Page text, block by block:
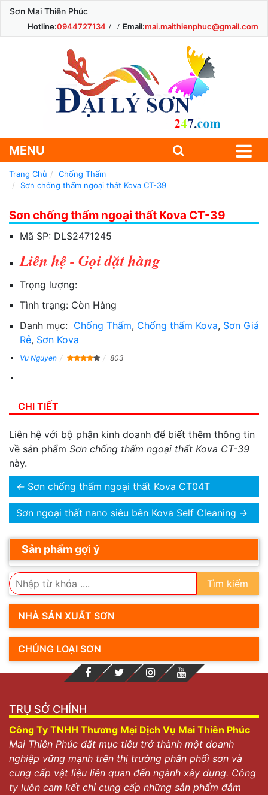
Sơn Mai Thiên Phúc
Hotline:0944727134 Email:mai.maithienphuc@gmail.com
MENU
Trang Chủ
Chống Thấm
Sơn chống thấm ngoại thất Kova CT-39
Sơn chống thấm ngoại thất Kova CT-39
Mã SP: DLS2471245
Liên hệ - Gọi đặt hàng
Trọng lượng:
Tình trạng: Còn Hàng
Danh mục: Chống Thấm, Chống thấm Kova, Sơn Giá
Rẻ, Sơn Kova
Vu Nguyen 803
CHI TIẾT
Liên hệ với bộ phận kinh doanh để biết thêm thông tin
về sản phẩm Sơn chống thấm ngoại thất Kova CT-39
này.
← Sơn chống thấm ngoại thất Kova CT04T
Sơn ngoại thất nano siêu bên Kova Self Cleaning →
Sản phẩm gợi ý
Tìm kiếm
NHÀ SẢN XUẤT SƠN
CHỦNG LOẠI SƠN
TRỤ SỞ CHÍNH
Công Ty TNHH Thương Mại Dịch Vụ Mai Thiên Phúc
Mai Thiên Phúc đặt mục tiêu trở thành một doanh
nghiệp vững mạnh trên thị trường phân phối sơn và
cung cấp vật liệu liên quan đến ngành xây dựng. Công
ty luôn cam kết chỉ cung cấp những sản phẩm đảm